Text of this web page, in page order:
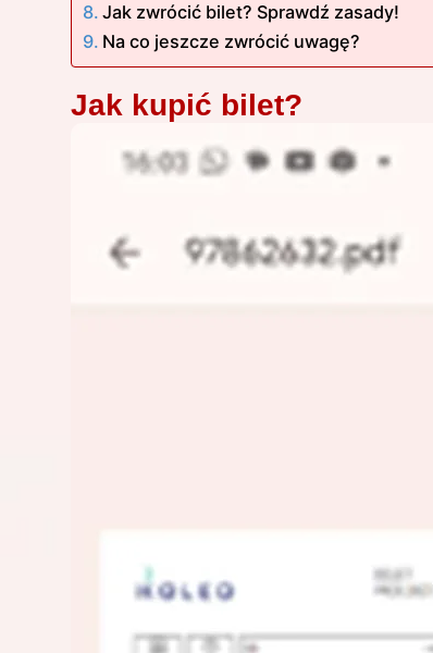
Jak zwrócić bilet? Sprawdź zasady!
Na co jeszcze zwrócić uwagę?
Jak kupić bilet?